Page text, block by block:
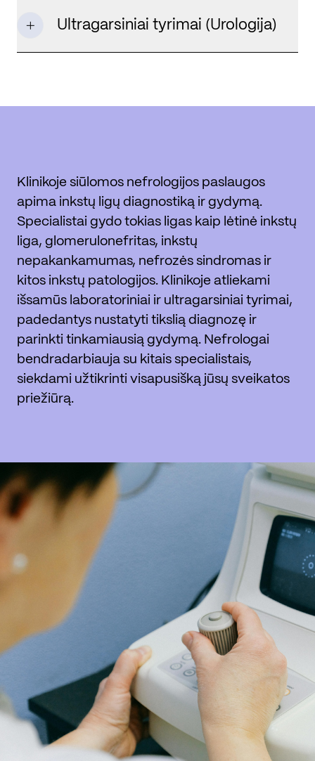
Ultragarsiniai tyrimai (Urologija)
Klinikoje siūlomos nefrologijos paslaugos
apima inkstų ligų diagnostiką ir gydymą.
Specialistai gydo tokias ligas kaip lėtinė inkstų
liga, glomerulonefritas, inkstų
nepakankamumas, nefrozės sindromas ir
kitos inkstų patologijos. Klinikoje atliekami
išsamūs laboratoriniai ir ultragarsiniai tyrimai,
padedantys nustatyti tikslią diagnozę ir
parinkti tinkamiausią gydymą. Nefrologai
bendradarbiauja su kitais specialistais,
siekdami užtikrinti visapusišką jūsų sveikatos
priežiūrą.